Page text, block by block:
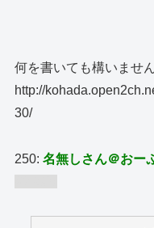
何を書いても構いませ
http://
30/
250:名無しさん＠おー